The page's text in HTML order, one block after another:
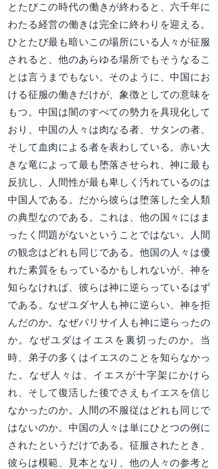
とたびこの時代の働きが終わると、六千年に
わたる経営の働きは完全に終わりを迎える。
ひとたび最も暗いこの場所にいる人々が征服
されると、他のあらゆる場所でもそうなるこ
とは言うまでもない。そのように、中国にお
ける征服の働きだけが、象徴としての意味を
もつ。中国は闇のすべての勢力を具現化して
おり、中国の人々は肉なる者、サタンの者、
そして血肉による者を表わしている。赤い大
きな竜によって最も堕落させられ、神に最も
反抗し、人間性が最も卑しく汚れているのは
中国人である。だから彼らは堕落した全人類
の典型なのである。これは、他の国々にはま
ったく問題がないということではない。人間
の観念はどれも同じである。他国の人々は優
れた素質をもっているかもしれないが、神を
知らなければ、彼らは神に逆らっているはず
である。なぜユダヤ人も神に逆らい、神を拒
んだのか。なぜパリサイ人も神に逆らったの
か。なぜユダはイエスを裏切ったのか。当
時、弟子の多くはイエスのことを知らなかっ
た。なぜ人々は、イエスが十字架にかけら
れ、そして復活した後でさえもイエスを信じ
なかったのか。人間の不服従はどれも同じで
はないのか。中国の人々は単にひとつの例に
されたというだけである。征服されたとき、
彼らは模範、見本となり、他の人々の参考と